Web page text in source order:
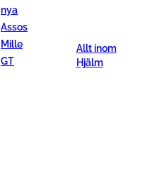
nya
Assos
Mille
GT
Allt inom
Hjälm